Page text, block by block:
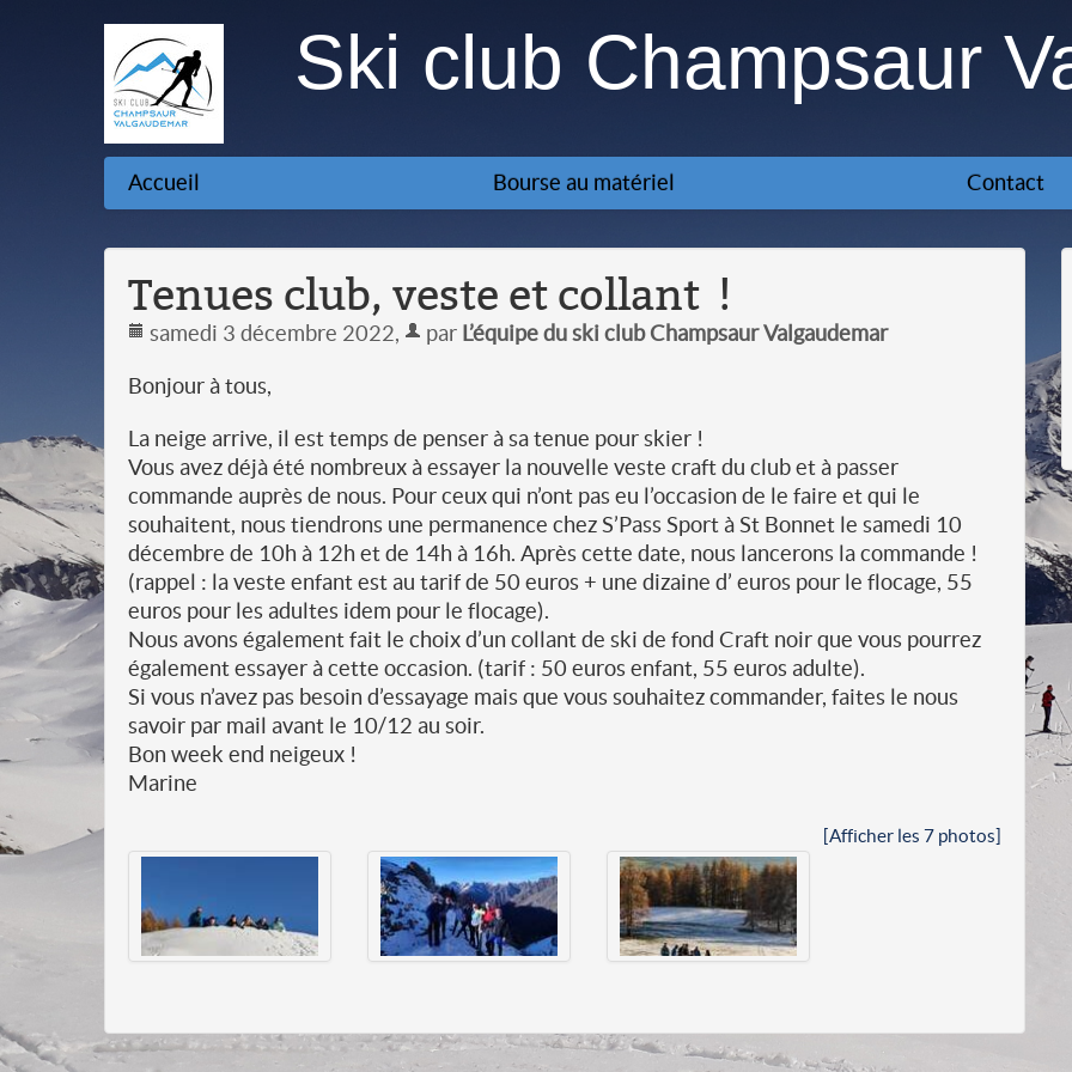
Ski club Champsaur
Accueil Bourse au matériel Contact
Tenues club, veste et collant !
samedi 3 décembre 2022, par L’équipe du ski club Champsaur Valgaudemar
Bonjour à tous,
La neige arrive, il est temps de penser à sa tenue pour skier !
Vous avez déjà été nombreux à essayer la nouvelle veste craft du club et à passer
commande auprès de nous. Pour ceux qui n’ont pas eu l’occasion de le faire et qui le
souhaitent, nous tiendrons une permanence chez S’Pass Sport à St Bonnet le samedi 10
décembre de 10h à 12h et de 14h à 16h. Après cette date, nous lancerons la commande !
(rappel : la veste enfant est au tarif de 50 euros + une dizaine d’ euros pour le flocage, 55
euros pour les adultes idem pour le flocage).
Nous avons également fait le choix d’un collant de ski de fond Craft noir que vous pourrez
également essayer à cette occasion. (tarif : 50 euros enfant, 55 euros adulte).
Si vous n’avez pas besoin d’essayage mais que vous souhaitez commander, faites le nous
savoir par mail avant le 10/12 au soir.
Bon week end neigeux !
Marine
[Afficher les 7 photos]